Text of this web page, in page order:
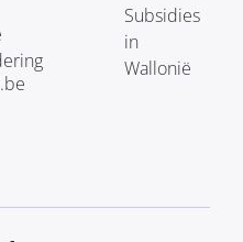
Subsidies
in
Wallonië